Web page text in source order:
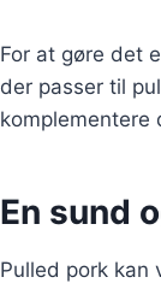
For at gøre det
der passer til
komplementere
En sund
Pulled pork